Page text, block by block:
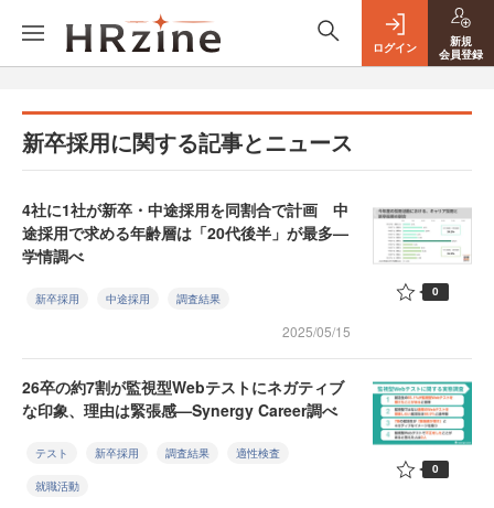
ログイン
新規
会員登録
新卒採用に関する記事とニュース
4社に1社が新卒・中途採用を同割合で計画 中
途採用で求める年齢層は「20代後半」が最多—
学情調べ
新卒採用 中途採用 調査結果
2025/05/15
0
26卒の約7割が監視型Webテストにネガティブ
な印象、理由は緊張感—Synergy Career調べ
テスト 新卒採用 調査結果 適性検査
就職活動
0